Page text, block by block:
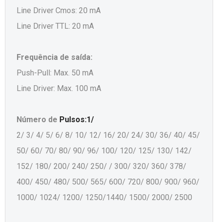
Line Driver Cmos: 20 mA
Line Driver TTL: 20 mA
Frequência de saída:
Push-Pull: Max. 50 mA
Line Driver: Max. 100 mA
Número de Pulsos:1/
2/ 3/ 4/ 5/ 6/ 8/ 10/ 12/ 16/ 20/ 24/ 30/ 36/ 40/ 45/
50/ 60/ 70/ 80/ 90/ 96/ 100/ 120/ 125/ 130/ 142/
152/ 180/ 200/ 240/ 250/ / 300/ 320/ 360/ 378/
400/ 450/ 480/ 500/ 565/ 600/ 720/ 800/ 900/ 960/
1000/ 1024/ 1200/ 1250/1440/ 1500/ 2000/ 2500